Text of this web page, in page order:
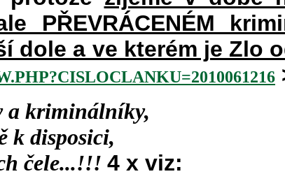
PŘEVRÁCENÉM
dole a ve kterém je Zlo
a kriminálníky,
k disposici,
čele...!!! 4 x viz: